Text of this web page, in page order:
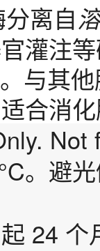
离自
灌注
与其
合消
。避
24 个